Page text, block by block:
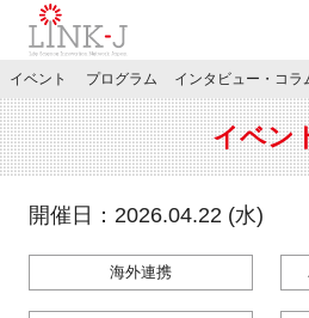
JP／EN
特別会員専用メニュー
イベント プログラム インタビュー・コラ
イベン
開催日：2026.04.22 (水)
海外連携